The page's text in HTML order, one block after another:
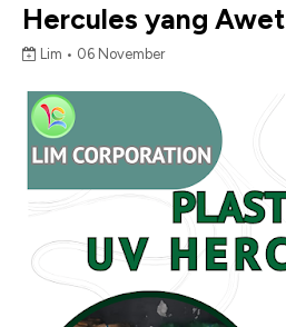
Hercules yang Awet
Lim • 06 November